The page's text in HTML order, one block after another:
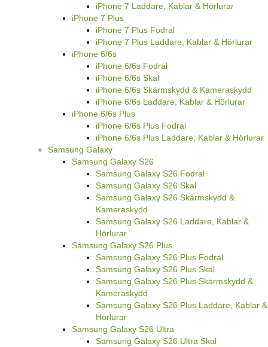
iPhone 7 Laddare, Kablar & Hörlurar
iPhone 7 Plus
iPhone 7 Plus Fodral
iPhone 7 Plus Laddare, Kablar & Hörlurar
iPhone 6/6s
iPhone 6/6s Fodral
iPhone 6/6s Skal
iPhone 6/6s Skärmskydd & Kameraskydd
iPhone 6/6s Laddare, Kablar & Hörlurar
iPhone 6/6s Plus
iPhone 6/6s Plus Fodral
iPhone 6/6s Plus Laddare, Kablar & Hörlurar
Samsung Galaxy
Samsung Galaxy S26
Samsung Galaxy S26 Fodral
Samsung Galaxy S26 Skal
Samsung Galaxy S26 Skärmskydd &
Kameraskydd
Samsung Galaxy S26 Laddare, Kablar &
Hörlurar
Samsung Galaxy S26 Plus
Samsung Galaxy S26 Plus Fodral
Samsung Galaxy S26 Plus Skal
Samsung Galaxy S26 Plus Skärmskydd &
Kameraskydd
Samsung Galaxy S26 Plus Laddare, Kablar &
Hörlurar
Samsung Galaxy S26 Ultra
Samsung Galaxy S26 Ultra Skal